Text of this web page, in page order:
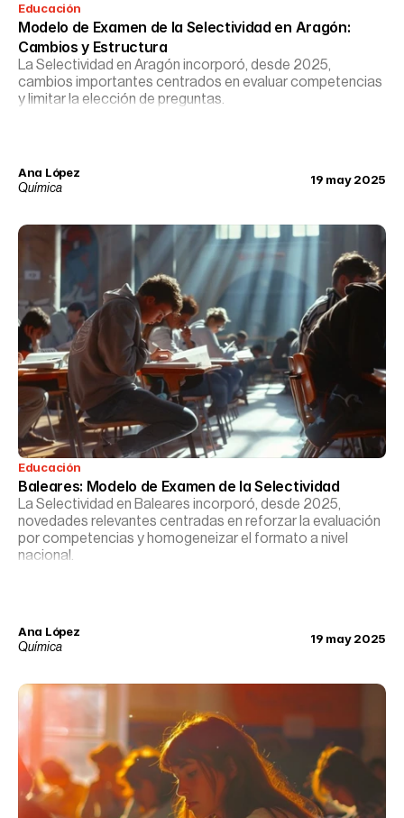
Educación
Modelo de Examen de la Selectividad en Aragón:
Cambios y Estructura
La Selectividad en Aragón incorporó, desde 2025,
cambios importantes centrados en evaluar competencias
y limitar la elección de preguntas.
Ana López
Química
19 may 2025
Educación
Baleares: Modelo de Examen de la Selectividad
La Selectividad en Baleares incorporó, desde 2025,
novedades relevantes centradas en reforzar la evaluación
por competencias y homogeneizar el formato a nivel
nacional.
Ana López
Química
19 may 2025